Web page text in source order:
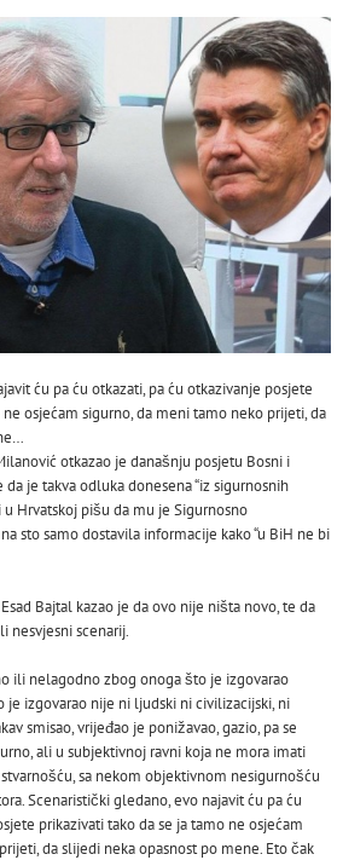
ću pa ću otkazati, pa ću otkazivanje posjete
osjećam sigurno, da meni tamo neko prijeti, da
otkazao je današnju posjetu Bosni i
je takva odluka donesena “iz sigurnosnih
u Hrvatskoj pišu da mu je Sigurnosno
sto samo dostavila informacije kako “u BiH ne bi
Bajtal kazao je da ovo nije ništa novo, te da
nesvjesni scenarij.
ili nelagodno zbog onoga što je izgovarao
je izgovarao nije ni ljudski ni civilizacijski, ni
smisao, vrijeđao je ponižavao, gazio, pa se
ali u subjektivnoj ravni koja ne mora imati
sa nekom objektivnom nesigurnošću
Scenaristički gledano, evo najavit ću pa ću
prikazivati tako da se ja tamo ne osjećam
da slijedi neka opasnost po mene. Eto čak